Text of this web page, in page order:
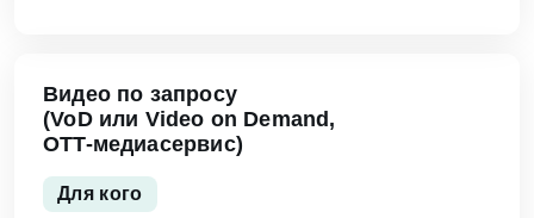
Видео по запросу
(VoD или Video on Demand,
OTT-медиасервис)
Для кого